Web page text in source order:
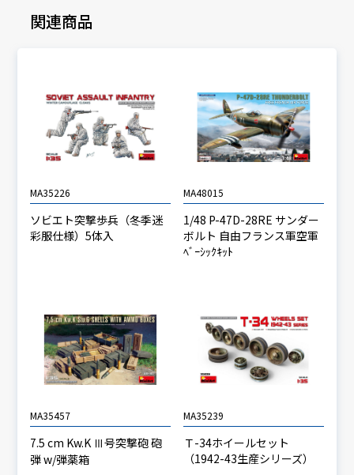
関連商品
MA35226
ソビエト突撃歩兵（冬季迷
彩服仕様）5体入
MA48015
1/48 P-47D-28RE サンダー
ボルト 自由フランス軍空軍
ﾍﾞｰｼｯｸｷｯﾄ
MA35457
7.5 cm Kw.K Ⅲ号突撃砲 砲
弾 w/弾薬箱
MA35239
Ｔ-34ホイールセット
（1942-43生産シリーズ）